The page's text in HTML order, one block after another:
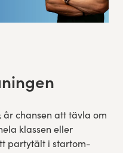
år chansen att tävla om
klassen eller
par­tytält i star­tom­